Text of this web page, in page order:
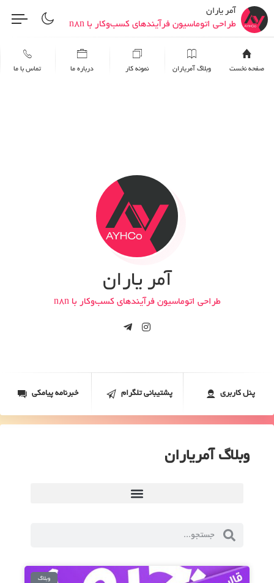
آمر یاران
طراحی اتوماسیون فرآیندهای کسب‌وکار با n8n
پیاده‌سازی راهکارهای هوش مصنوعیصفحه نخست وبلاگ آمریاران نمونه کار درباره ما تماس با ما
آمر یاران
پیاده‌سازی راهکارهای هوش مصنوعی
بهبود و رفع خطاهای وب‌سایت
طراحی انواع مختلف وب‌سایت‌ها
افزایش امنیت وردپرس و هاست
بهینه سازی وب سایت برای موتورهای جستجو
طراحی اتوماسیون فرآیندهای کسب‌وکار با n8n
اتصال و یکپارچه‌سازی ابزارها و سرویس‌ها
بهبود و رفع خطاهای وب‌سایت
پنل کاربری پشتیبانی تلگرام خبرنامه پیامکی
وبلاگ آمریاران
وبلاگ